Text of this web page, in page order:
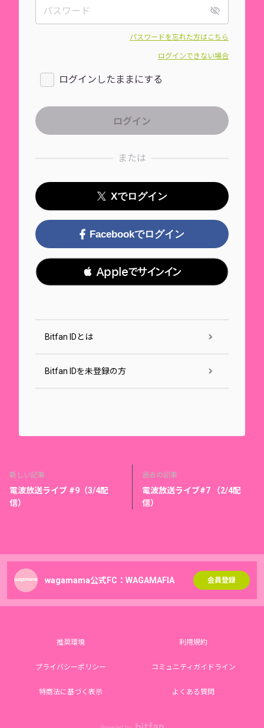
パスワードを忘れた方はこちら
ログインできない場合
ログインしたままにする
または
Xでログイン
Facebookでログイン
 Appleでサインイン
Bitfan IDとは
Bitfan IDを未登録の方
新しい記事
電波放送ライブ #9（3/4配
信）
過去の記事
電波放送ライブ#7 （2/4配
信）
wagamama公式FC：WAGAMAFIA 会員登録
推奨環境 利用規約
プライバシーポリシー コミュニティガイドライン
特商法に基づく表示 よくある質問